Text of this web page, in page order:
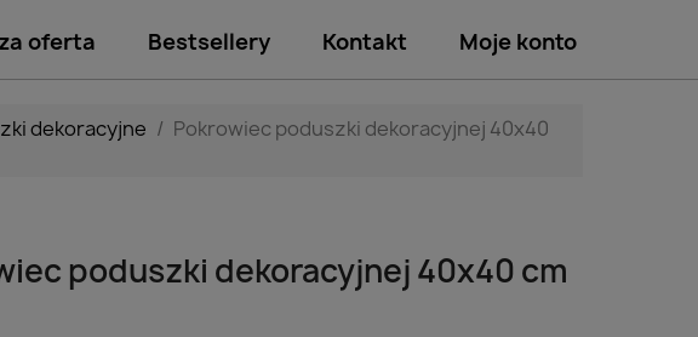
oferta Bestsellery Kontakt Moje konto
dekoracyjne Pokrowiec poduszki dekoracyjnej 40x40
poduszki dekoracyjnej 40x40 cm